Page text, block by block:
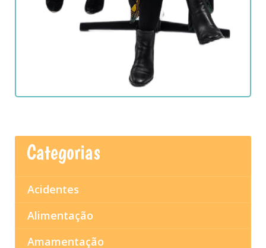
Categorias
Acidentes
Alimentação
Amamentação